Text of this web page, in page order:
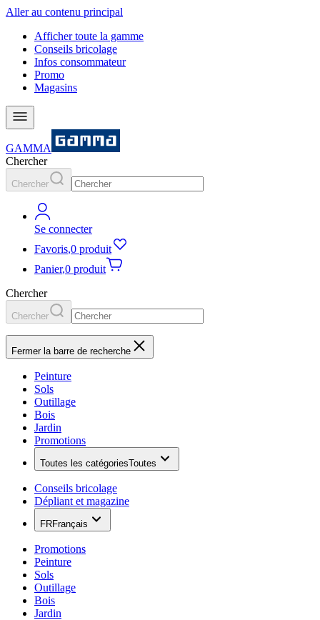
Aller au contenu principal
Afficher toute la gamme
Conseils bricolage
Infos consommateur
Promo
Magasins
GAMMA
Chercher
Chercher
Se connecter
Favoris,0 produit
Panier,0 produit
Chercher
Chercher
Fermer la barre de recherche
Peinture
Sols
Outillage
Bois
Jardin
Promotions
Toutes les catégoriesToutes
Conseils bricolage
Dépliant et magazine
FRFrançais
Promotions
Peinture
Sols
Outillage
Bois
Jardin